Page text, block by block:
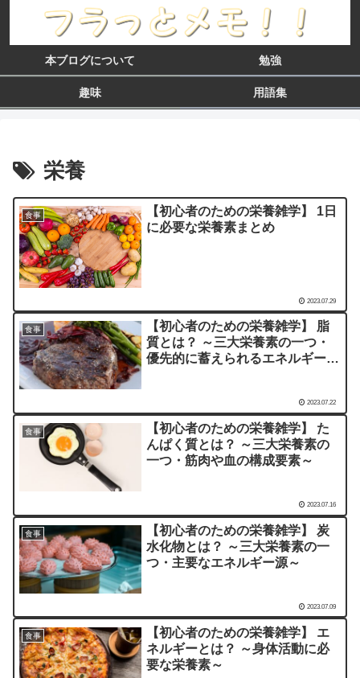
本ブログについて 勉強
趣味 用語集
栄養
食事
【初心者のための栄養雑学】 1日
に必要な栄養素まとめ
2023.07.29
食事
【初心者のための栄養雑学】 脂
質とは？ ～三大栄養素の一つ・
優先的に蓄えられるエネルギー源
2023.07.22
食事
【初心者のための栄養雑学】 た
んぱく質とは？ ～三大栄養素の
一つ・筋肉や血の構成要素～
2023.07.16
食事
【初心者のための栄養雑学】 炭
水化物とは？ ～三大栄養素の一
つ・主要なエネルギー源～
2023.07.09
食事
【初心者のための栄養雑学】 エ
ネルギーとは？ ～身体活動に必
要な栄養素～